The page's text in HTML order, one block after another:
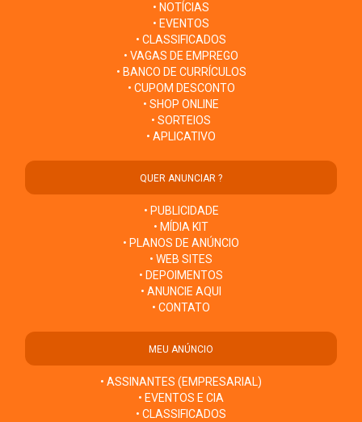
• NOTÍCIAS
• EVENTOS
• CLASSIFICADOS
• VAGAS DE EMPREGO
• BANCO DE CURRÍCULOS
• CUPOM DESCONTO
• SHOP ONLINE
• SORTEIOS
• APLICATIVO
QUER ANUNCIAR ?
• PUBLICIDADE
• MÍDIA KIT
• PLANOS DE ANÚNCIO
• WEB SITES
• DEPOIMENTOS
• ANUNCIE AQUI
• CONTATO
MEU ANÚNCIO
• ASSINANTES (EMPRESARIAL)
• EVENTOS E CIA
• CLASSIFICADOS